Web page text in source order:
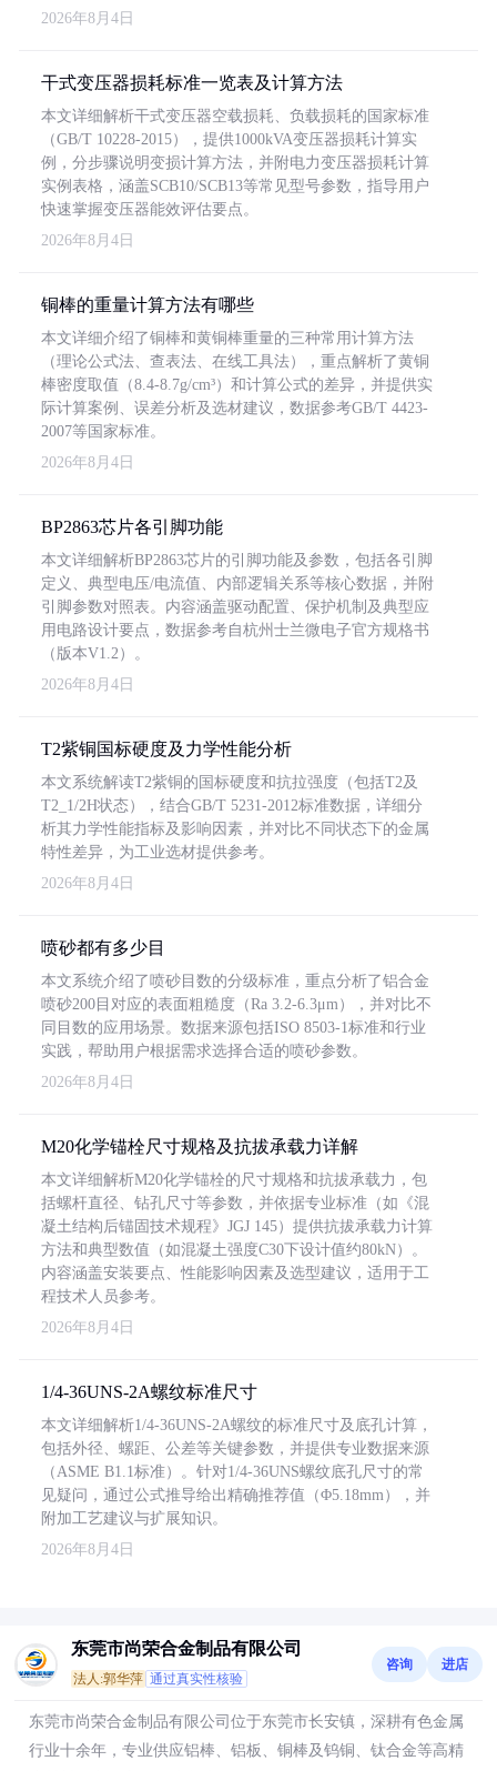
2026年8月4日
干式变压器损耗标准一览表及计算方法
本文详细解析干式变压器空载损耗、负载损耗的国家标准
（GB/T 10228-2015），提供1000kVA变压器损耗计算实
例，分步骤说明变损计算方法，并附电力变压器损耗计算
实例表格，涵盖SCB10/SCB13等常见型号参数，指导用户
快速掌握变压器能效评估要点。
2026年8月4日
铜棒的重量计算方法有哪些
本文详细介绍了铜棒和黄铜棒重量的三种常用计算方法
（理论公式法、查表法、在线工具法），重点解析了黄铜
棒密度取值（8.4-8.7g/cm³）和计算公式的差异，并提供实
际计算案例、误差分析及选材建议，数据参考GB/T 4423-
2007等国家标准。
2026年8月4日
BP2863芯片各引脚功能
本文详细解析BP2863芯片的引脚功能及参数，包括各引脚
定义、典型电压/电流值、内部逻辑关系等核心数据，并附
引脚参数对照表。内容涵盖驱动配置、保护机制及典型应
用电路设计要点，数据参考自杭州士兰微电子官方规格书
（版本V1.2）。
2026年8月4日
T2紫铜国标硬度及力学性能分析
本文系统解读T2紫铜的国标硬度和抗拉强度（包括T2及
T2_1/2H状态），结合GB/T 5231-2012标准数据，详细分
析其力学性能指标及影响因素，并对比不同状态下的金属
特性差异，为工业选材提供参考。
2026年8月4日
喷砂都有多少目
本文系统介绍了喷砂目数的分级标准，重点分析了铝合金
喷砂200目对应的表面粗糙度（Ra 3.2-6.3μm），并对比不
同目数的应用场景。数据来源包括ISO 8503-1标准和行业
实践，帮助用户根据需求选择合适的喷砂参数。
2026年8月4日
M20化学锚栓尺寸规格及抗拔承载力详解
本文详细解析M20化学锚栓的尺寸规格和抗拔承载力，包
括螺杆直径、钻孔尺寸等参数，并依据专业标准（如《混
凝土结构后锚固技术规程》JGJ 145）提供抗拔承载力计算
方法和典型数值（如混凝土强度C30下设计值约80kN）。
内容涵盖安装要点、性能影响因素及选型建议，适用于工
程技术人员参考。
2026年8月4日
1/4-36UNS-2A螺纹标准尺寸
本文详细解析1/4-36UNS-2A螺纹的标准尺寸及底孔计算，
包括外径、螺距、公差等关键参数，并提供专业数据来源
（ASME B1.1标准）。针对1/4-36UNS螺纹底孔尺寸的常
见疑问，通过公式推导给出精确推荐值（Φ5.18mm），并
附加工艺建议与扩展知识。
2026年8月4日
东莞市尚荣合金制品有限公司
法人:郭华萍 通过真实性核验
咨询 进店
东莞市尚荣合金制品有限公司位于东莞市长安镇，深耕有色金属
行业十余年，专业供应铝棒、铝板、铜棒及钨铜、钛合金等高精